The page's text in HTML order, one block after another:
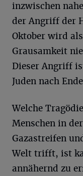
inzwischen
der Angriff der
Oktober wird
Grausamkeit
Dieser Angriff
Juden nach
Welche
Menschen in
Gazastreifen
Welt trifft, ist
annähernd zu